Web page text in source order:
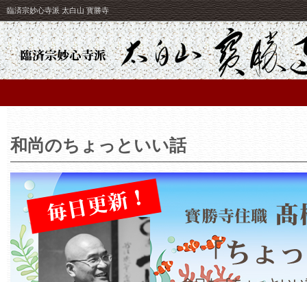
臨済宗妙心寺派 太白山 寳勝寺
和尚のちょっといい話